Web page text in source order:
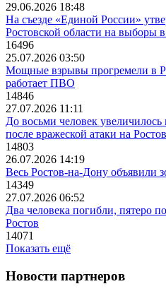
29.06.2026 18:48
На съезде «Единой России»
Ростовской области на выборы
16496
25.07.2026 03:50
Мощные взрывы прогремели в
работает ПВО
14846
27.07.2026 11:11
До восьми человек увеличилось
после вражеской атаки на
14803
26.07.2026 14:19
Весь Ростов-на-Дону объявили
14349
27.07.2026 06:52
Два человека погибли, пятеро
Ростов
14071
Показать ещё
Новости партнеров